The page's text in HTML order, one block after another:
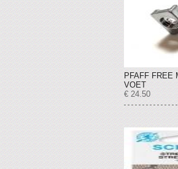
PFAFF FREE
VOET
€ 24.50